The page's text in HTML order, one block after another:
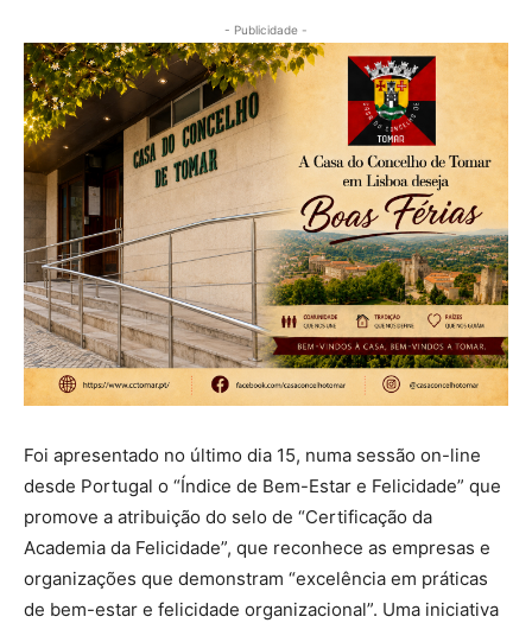
- Publicidade -
Foi apresentado no último dia 15, numa sessão on-line
desde Portugal o “Índice de Bem-Estar e Felicidade” que
promove a atribuição do selo de “Certificação da
Academia da Felicidade”, que reconhece as empresas e
organizações que demonstram “excelência em práticas
de bem-estar e felicidade organizacional”. Uma iniciativa